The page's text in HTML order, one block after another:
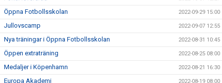
Öppna Fotbollsskolan 2022-09-29 15:00
Jullovscamp 2022-09-07 12:55
Nya träningar i Öppna Fotbollsskolan 2022-08-31 10:45
Öppen extraträning 2022-08-25 08:00
Medaljer i Köpenhamn 2022-08-21 16:30
Europa Akademi 2022-08-19 08:00